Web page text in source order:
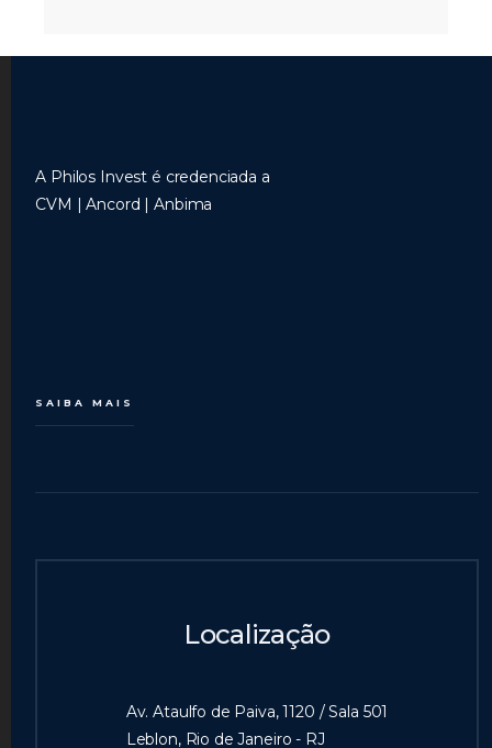
A Philos Invest é credenciada a
CVM | Ancord | Anbima
SAIBA MAIS
Localização
Av. Ataulfo de Paiva, 1120 / Sala 501
Leblon, Rio de Janeiro - RJ